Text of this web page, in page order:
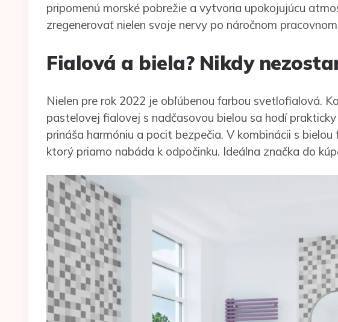
pripomenú morské pobrežie a vytvoria upokojujúcu
zregenerovať nielen svoje nervy po náročnom
Fialová a biela? Nikdy
Nielen pre rok 2022 je obľúbenou farbou svetlofialová.
pastelovej fialovej s nadčasovou bielou sa hodí
prináša harmóniu a pocit bezpečia. V kombinácii s
ktorý priamo nabáda k odpočinku. Ideálna značka do